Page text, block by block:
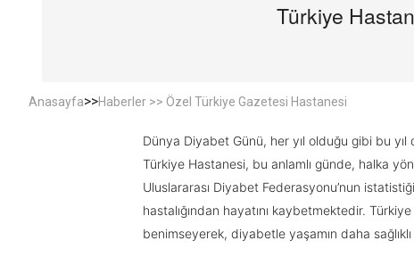
Türkiye
Anasayfa>>Haberler >> Özel Türkiye Gazetesi Hastanesi
Dünya Diyabet Günü, her yıl olduğu gibi bu
Türkiye Hastanesi, bu anlamlı günde, halka
Uluslararası Diyabet Federasyonu’nun
hastalığından hayatını kaybetmektedir.
benimseyerek, diyabetle yaşamın daha